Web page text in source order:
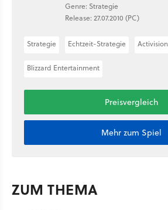
Genre: Strategie
Release: 27.07.2010 (PC)
Strategie Echtzeit-Strategie
Blizzard Entertainment
Preisvergleich
Mehr zum Spiel
ZUM THEMA